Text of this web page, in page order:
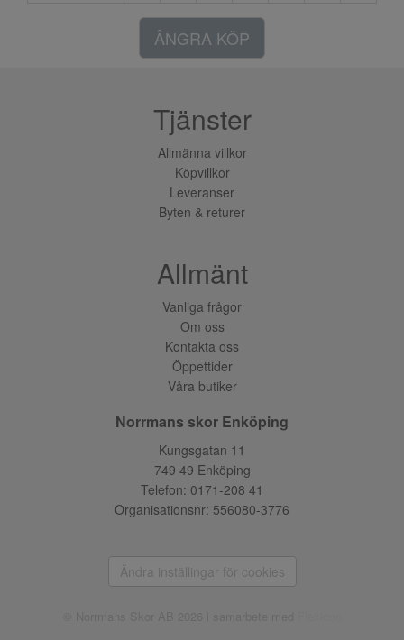
ÅNGRA KÖP
Tjänster
Allmänna villkor
Köpvillkor
Leveranser
Byten & returer
Allmänt
Vanliga frågor
Om oss
Kontakta oss
Öppettider
Våra butiker
Norrmans skor Enköping
Kungsgatan 11
749 49 Enköping
Telefon: 0171-208 41
Organisationsnr: 556080-3776
Ändra inställingar för cookies